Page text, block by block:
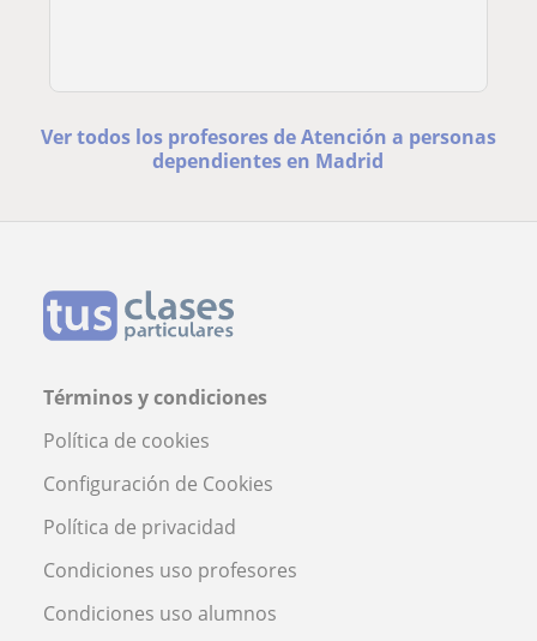
Ver todos los profesores de Atención a personas
dependientes en Madrid
Términos y condiciones
Política de cookies
Configuración de Cookies
Política de privacidad
Condiciones uso profesores
Condiciones uso alumnos